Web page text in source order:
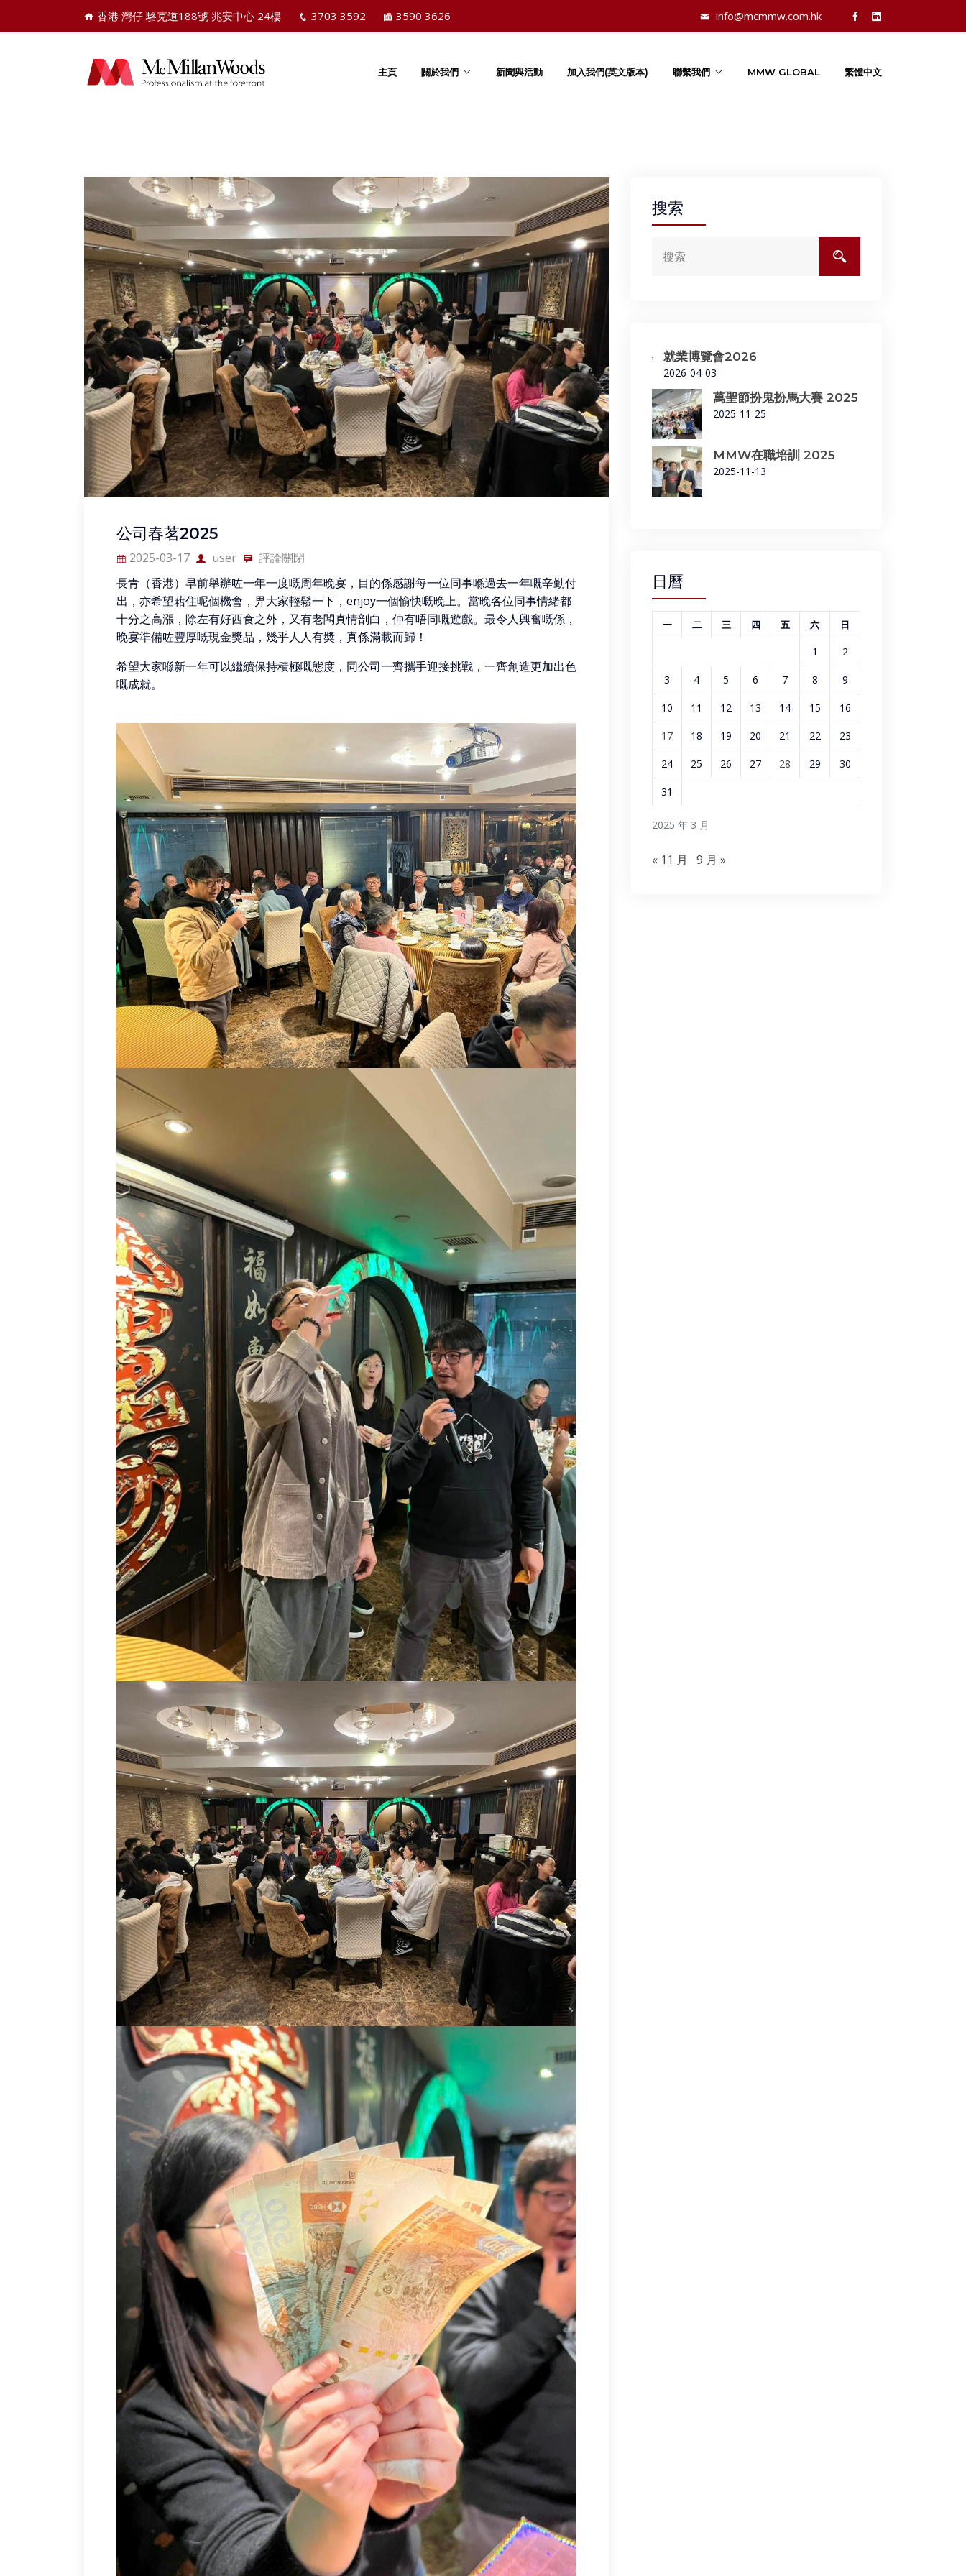
香港 灣仔 駱克道188號 兆安中心 24樓 3703 3592 3590 3626 info@mcmmw.com.hk
主頁 關於我們 新聞與活動 加入我們(英文版本) 聯繫我們 MMW GLOBAL 繁體中文
公司春茗2025
2025-03-17 user
評論關閉
長青（香港）早前舉辦咗一年一度嘅周年晚宴，目的係感謝每一位同事喺過去一年嘅辛勤付
出，亦希望藉住呢個機會，畀大家輕鬆一下，enjoy一個愉快嘅晚上。當晚各位同事情緒都
十分之高漲，除左有好西食之外，又有老闆真情剖白，仲有唔同嘅遊戲。最令人興奮嘅係，
晚宴準備咗豐厚嘅現金獎品，幾乎人人有奬，真係滿載而歸！
希望大家喺新一年可以繼續保持積極嘅態度，同公司一齊攜手迎接挑戰，一齊創造更加出色
嘅成就。
搜索
就業博覽會2026
2026-04-03
萬聖節扮鬼扮馬大賽 2025
2025-11-25
MMW在職培訓 2025
2025-11-13
日曆
2025 年 3 月
一 二 三 四 五 六 日
1 2
3 4 5 6 7 8 9
10 11 12 13 14 15 16
17 18 19 20 21 22 23
24 25 26 27 28 29 30
31
« 11 月 9 月 »